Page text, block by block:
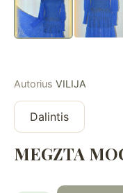
Autorius VILIJA
Dalintis
MEGZTA